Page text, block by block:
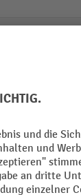
Länge